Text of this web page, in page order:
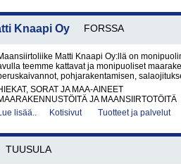
Knaapi Oy FORSSA
Matti Knaapi Oy:llä on
teemme kattavat ja monipuoliset
pohjarakentamisen,
SORAT JA MAA-AINEET
JA MAANSIIRTOTÖITÄ
lisää..
Kotisivut Tuotteet ja palvelut
TUUSULA